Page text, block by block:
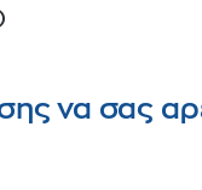
να σας